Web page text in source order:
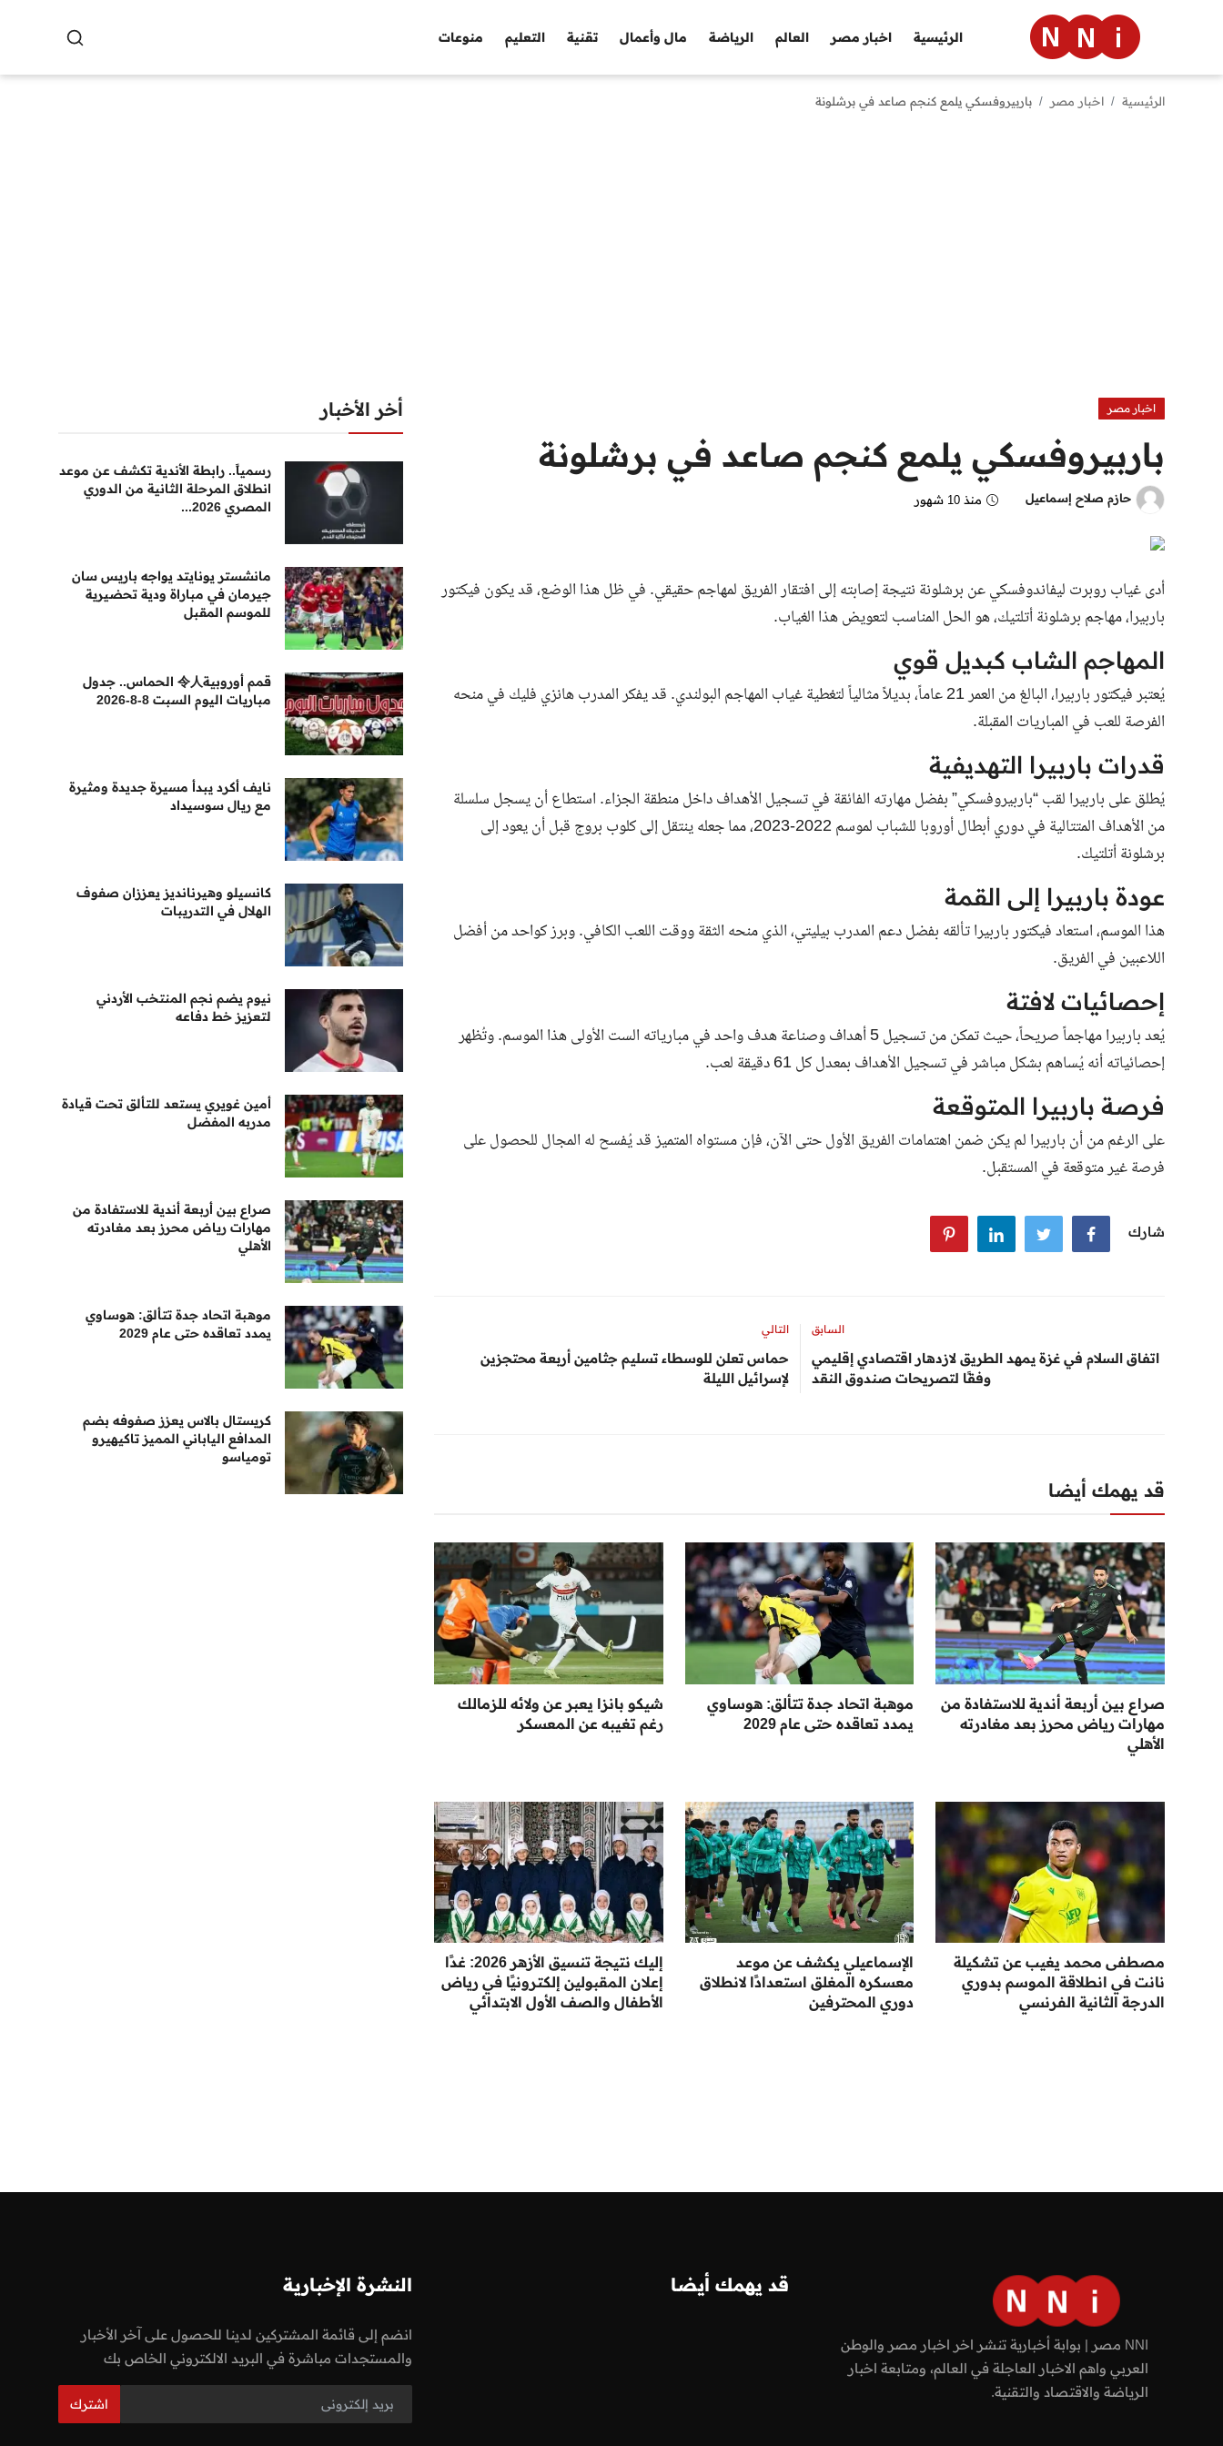
الرئيسية اخبار مصر العالم الرياضة مال وأعمال تقنية التعليم منوعات
منوعات
الرئيسية اخبار مصر باربيروفسكي يلمع كنجم صاعد في برشلونة
اخبار مصر
باربيروفسكي يلمع كنجم صاعد في برشلونة
حازم صلاح إسماعيل منذ 10 شهور
أدى غياب روبرت ليفاندوفسكي عن برشلونة نتيجة إصابته إلى افتقار الفريق لمهاجم حقيقي. في ظل هذا الوضع، قد يكون فيكتور
باربيرا، مهاجم برشلونة أتلتيك، هو الحل المناسب لتعويض هذا الغياب.
المهاجم الشاب كبديل قوي
يُعتبر فيكتور باربيرا، البالغ من العمر 21 عاماً، بديلاً مثالياً لتغطية غياب المهاجم البولندي. قد يفكر المدرب هانزي فليك في منحه
الفرصة للعب في المباريات المقبلة.
قدرات باربيرا التهديفية
يُطلق على باربيرا لقب “باربيروفسكي” بفضل مهارته الفائقة في تسجيل الأهداف داخل منطقة الجزاء. استطاع أن يسجل سلسلة
من الأهداف المتتالية في دوري أبطال أوروبا للشباب لموسم 2022-2023، مما جعله ينتقل إلى كلوب بروج قبل أن يعود إلى
برشلونة أتلتيك.
عودة باربيرا إلى القمة
هذا الموسم، استعاد فيكتور باربيرا تألقه بفضل دعم المدرب بيليتي، الذي منحه الثقة ووقت اللعب الكافي. وبرز كواحد من أفضل
اللاعبين في الفريق.
إحصائيات لافتة
يُعد باربيرا مهاجماً صريحاً، حيث تمكن من تسجيل 5 أهداف وصناعة هدف واحد في مبارياته الست الأولى هذا الموسم. وتُظهر
إحصائياته أنه يُساهم بشكل مباشر في تسجيل الأهداف بمعدل كل 61 دقيقة لعب.
فرصة باربيرا المتوقعة
على الرغم من أن باربيرا لم يكن ضمن اهتمامات الفريق الأول حتى الآن، فإن مستواه المتميز قد يُفسح له المجال للحصول على
فرصة غير متوقعة في المستقبل.
شارك
السابق
اتفاق السلام في غزة يمهد الطريق لازدهار اقتصادي إقليمي
وفقًا لتصريحات صندوق النقد
التالي
حماس تعلن للوسطاء تسليم جثامين أربعة محتجزين
لإسرائيل الليلة
قد يهمك أيضا
صراع بين أربعة أندية للاستفادة من
مهارات رياض محرز بعد مغادرته
الأهلي
موهبة اتحاد جدة تتألق: هوساوي
يمدد تعاقده حتى عام 2029
شيكو بانزا يعبر عن ولائه للزمالك
رغم تغيبه عن المعسكر
مصطفى محمد يغيب عن تشكيلة
نانت في انطلاقة الموسم بدوري
الدرجة الثانية الفرنسي
الإسماعيلي يكشف عن موعد
معسكره المغلق استعدادًا لانطلاق
دوري المحترفين
إليك نتيجة تنسيق الأزهر 2026: غدًا
إعلان المقبولين إلكترونيًا في رياض
الأطفال والصف الأول الابتدائي
أخر الأخبار
رسمياً.. رابطة الأندية تكشف عن موعد
انطلاق المرحلة الثانية من الدوري
المصري 2026...
مانشستر يونايتد يواجه باريس سان
جيرمان في مباراة ودية تحضيرية
للموسم المقبل
قمم أوروبية令人 الحماس.. جدول
مباريات اليوم السبت 8-8-2026
نايف أكرد يبدأ مسيرة جديدة ومثيرة
مع ريال سوسيداد
كانسيلو وهيرنانديز يعززان صفوف
الهلال في التدريبات
نيوم يضم نجم المنتخب الأردني
لتعزيز خط دفاعه
أمين غويري يستعد للتألق تحت قيادة
مدربه المفضل
صراع بين أربعة أندية للاستفادة من
مهارات رياض محرز بعد مغادرته
الأهلي
موهبة اتحاد جدة تتألق: هوساوي
يمدد تعاقده حتى عام 2029
كريستال بالاس يعزز صفوفه بضم
المدافع الياباني المميز تاكيهيرو
تومياسو
NNI مصر | بوابة أخبارية تنشر اخر اخبار مصر والوطن
العربي واهم الاخبار العاجلة في العالم، ومتابعة اخبار
الرياضة والاقتصاد والتقنية.
قد يهمك أيضا النشرة الإخبارية
انضم إلى قائمة المشتركين لدينا للحصول على آخر الأخبار
والمستجدات مباشرة في البريد الالكتروني الخاص بك
اشترك